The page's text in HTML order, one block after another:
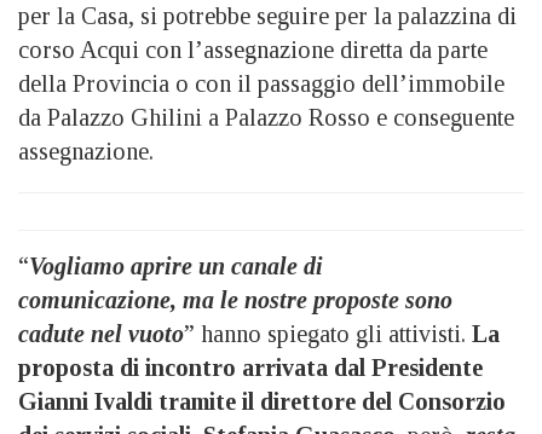
per la Casa, si potrebbe seguire per la palazzina di
corso Acqui con l’assegnazione diretta da parte
della Provincia o con il passaggio dell’immobile
da Palazzo Ghilini a Palazzo Rosso e conseguente
assegnazione.
“Vogliamo aprire un canale di
comunicazione, ma le nostre proposte sono
cadute nel vuoto” hanno spiegato gli attivisti. La
proposta di incontro arrivata dal Presidente
Gianni Ivaldi tramite il direttore del Consorzio